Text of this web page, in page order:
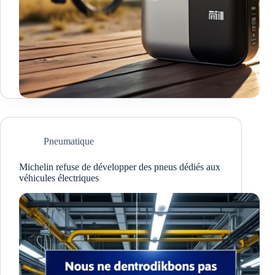
Pneumatique
Michelin refuse de développer des pneus dédiés aux
véhicules électriques